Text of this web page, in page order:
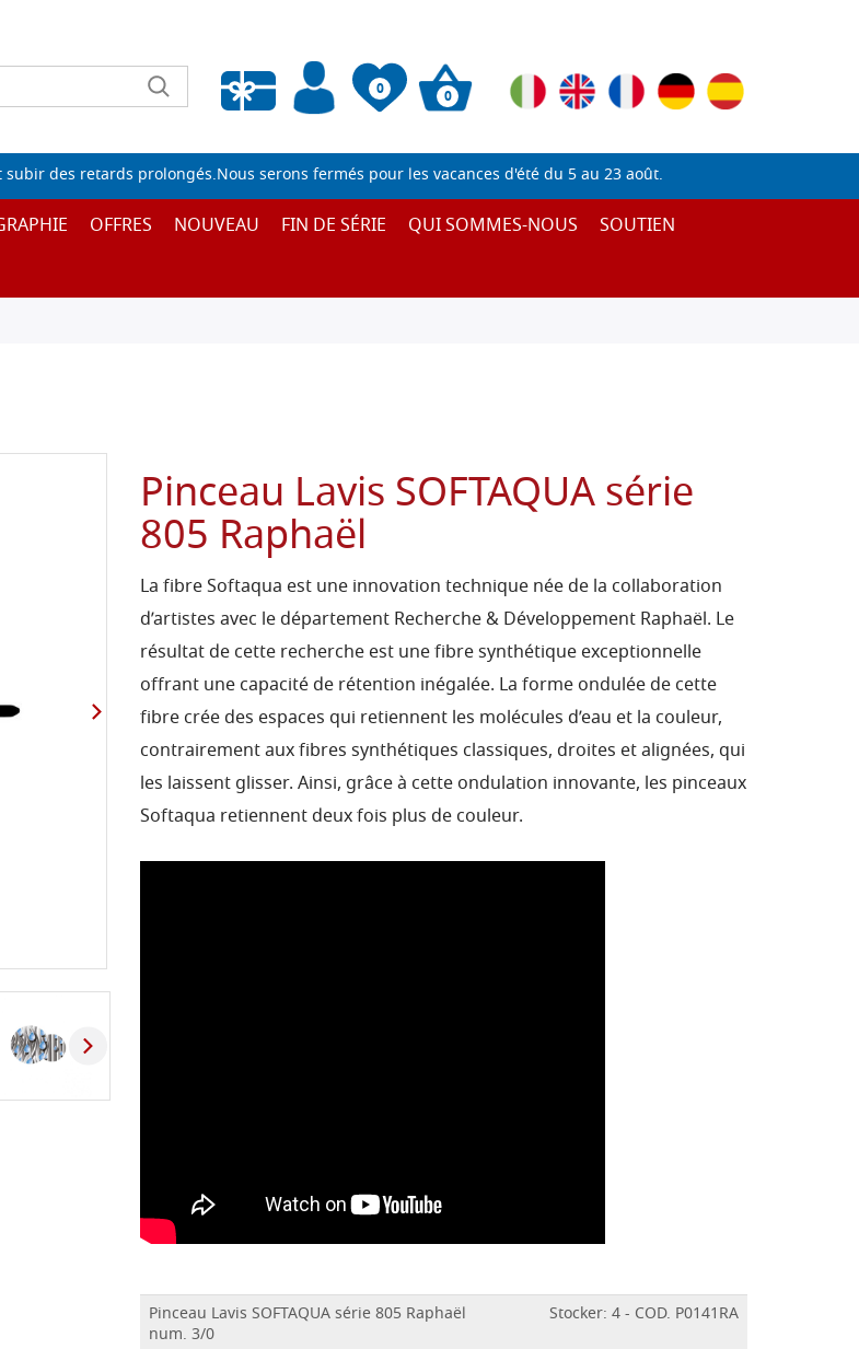
0
Liste de souhaits vide
0
des retards prolongés.Nous serons fermés pour les vacances d'été du 5 au 23 août.
OFFRES NOUVEAU FIN DE SÉRIE QUI SOMMES-NOUS
SOUTIEN
Pinceau Lavis SOFTAQUA série
805 Raphaël
La fibre Softaqua est une innovation technique née de la collaboration
d’artistes avec le département Recherche & Développement Raphaël. Le
résultat de cette recherche est une fibre synthétique exceptionnelle
offrant une capacité de rétention inégalée. La forme ondulée de cette
fibre crée des espaces qui retiennent les molécules d’eau et la couleur,
contrairement aux fibres synthétiques classiques, droites et alignées, qui
les laissent glisser. Ainsi, grâce à cette ondulation innovante, les pinceaux
Softaqua retiennent deux fois plus de couleur.
Pinceau Lavis SOFTAQUA série 805 Raphaël
num. 3/0
Stocker: 4 - COD. P0141RA